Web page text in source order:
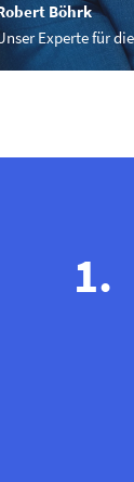
Böhrk
Experte für